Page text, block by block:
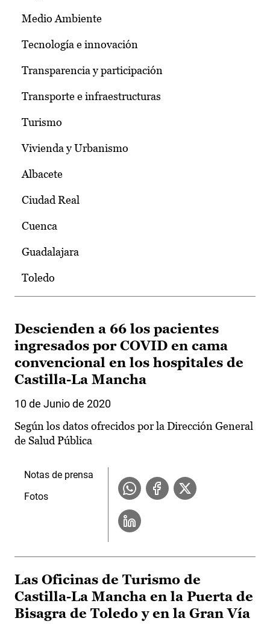
Medio Ambiente
Tecnología e innovación
Transparencia y participación
Transporte e infraestructuras
Turismo
Vivienda y Urbanismo
Albacete
Ciudad Real
Cuenca
Guadalajara
Toledo
Descienden a 66 los pacientes
ingresados por COVID en cama
convencional en los hospitales de
Castilla-La Mancha
10 de Junio de 2020
Según los datos ofrecidos por la Dirección General
de Salud Pública
Notas de prensa
Fotos
Las Oficinas de Turismo de
Castilla-La Mancha en la Puerta de
Bisagra de Toledo y en la Gran Vía